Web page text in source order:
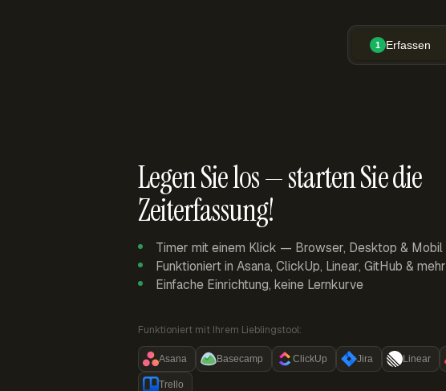
1 Erfassen
Legen Sie los — starten Sie die
Zeiterfassung!
Timer mit einem Klick — Browser, Desktop & Mobil
Funktioniert in Asana, ClickUp, Linear, GitHub & mehr
Einfache Einrichtung, keine Lernkurve
Funktioniert mit Ihrem Lieblingstool:
Asana Basecamp ClickUp Jira Linear
Trello